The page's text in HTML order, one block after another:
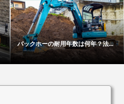
バックホーの耐用年数は何年？法...